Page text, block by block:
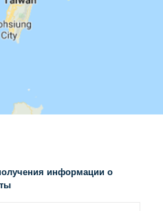
информации о